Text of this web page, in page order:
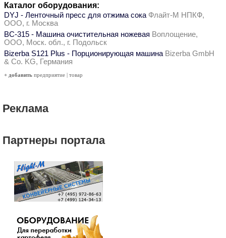
Каталог оборудования:
DYJ - Ленточный пресс для отжима сока Флайт-М НПКФ,
ООО, г. Москва
ВС-315 - Машина очистительная ножевая Воплощение,
ООО, Моск. обл., г. Подольск
Bizerba S121 Plus - Порционирующая машина Bizerba GmbH
& Co. KG, Германия
+ добавить предприятие | товар
Реклама
Партнеры портала